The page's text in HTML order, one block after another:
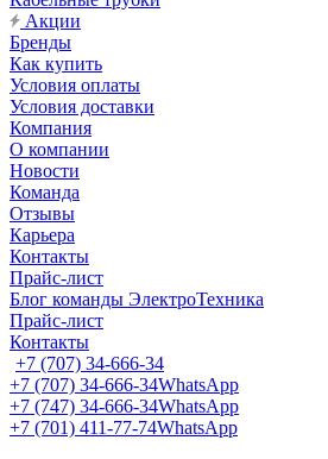
Акции
Бренды
Как купить
Условия оплаты
Условия доставки
Компания
О компании
Новости
Команда
Отзывы
Карьера
Контакты
Прайс-лист
Блог команды ЭлектроТехника
Прайс-лист
Контакты
+7 (707) 34-666-34
+7 (707) 34-666-34WhatsApp
+7 (747) 34-666-34WhatsApp
+7 (701) 411-77-74WhatsApp